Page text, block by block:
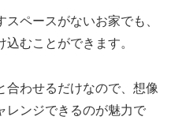
スペースがないお家でも、
むことができます。
合わせるだけなので、想像
レンジできるのが魅力で